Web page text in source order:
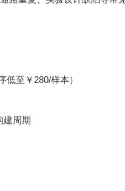
至￥280/样本）
建周期